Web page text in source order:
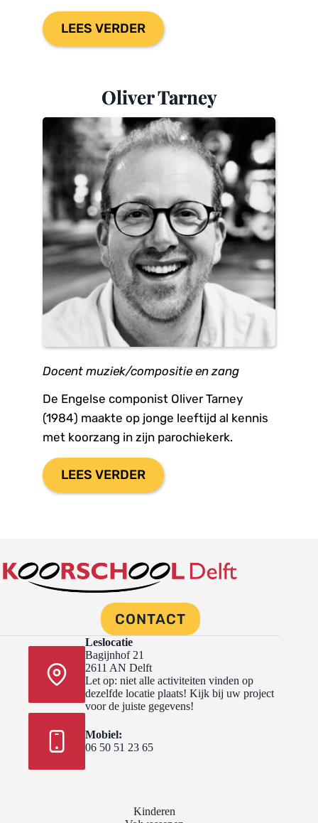
LEES VERDER
Oliver Tarney
Docent muziek/compositie en zang
De Engelse componist Oliver Tarney
(1984) maakte op jonge leeftijd al kennis
met koorzang in zijn parochiekerk.
LEES VERDER
CONTACT
Leslocatie
Bagijnhof 21
2611 AN Delft
Let op: niet alle activiteiten vinden op
dezelfde locatie plaats! Kijk bij uw project
voor de juiste gegevens!
Mobiel:
06 50 51 23 65
Kinderen